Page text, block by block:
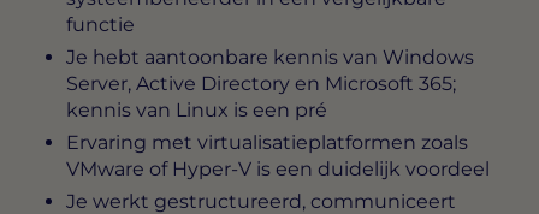
functie
Je hebt aantoonbare kennis van Windows
Server, Active Directory en Microsoft 365;
kennis van Linux is een pré
Ervaring met virtualisatieplatformen zoals
VMware of Hyper-V is een duidelijk voordeel
Je werkt gestructureerd, communiceert